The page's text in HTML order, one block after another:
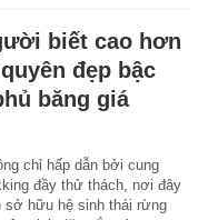
biết cao hơn
đẹp bậc
băng giá
chỉ hấp dẫn bởi cung
đầy thử thách, nơi đây
sở hữu hệ sinh thái rừng